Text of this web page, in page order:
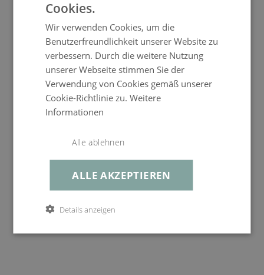
Gewicht
service@living-zone.de
Suite Dining 6
Cookies.
Wir verwenden Cookies, um die
Benutzerfreundlichkeit unserer Website zu
verbessern. Durch die weitere Nutzung
unserer Webseite stimmen Sie der
Verwendung von Cookies gemäß unserer
Cookie-Richtlinie zu.Weitere
Informationen
ALLE AKZEPTIEREN
Alle ablehnen
Details anzeigen